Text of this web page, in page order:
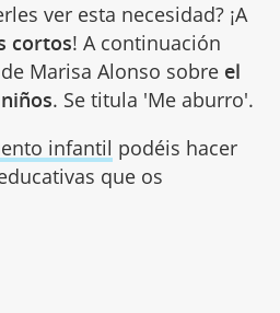
ver esta necesidad? ¡A
cortos! A continuación
de Marisa Alonso sobre el
. Se titula 'Me aburro'.
infantil podéis hacer
que os